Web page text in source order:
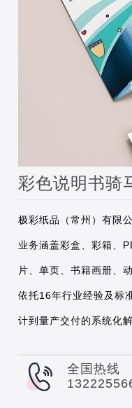
极彩纸品（常州）有限
业务涵盖彩盒、彩箱、
片、单页、书籍画册、
依托16年行业经验及标
计到量产交付的系统化
全国热线